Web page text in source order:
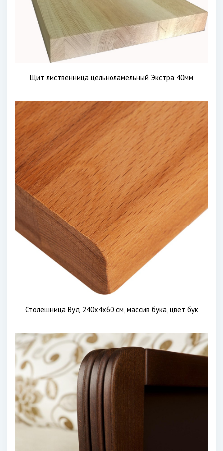
Щит лиственница цельноламельный Экстра 40мм
Столешница Вуд 240х4х60 см, массив бука, цвет бук